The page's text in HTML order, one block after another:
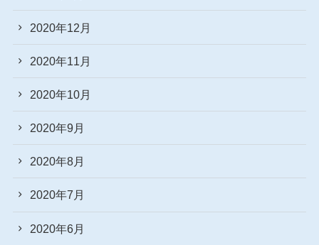
2020年12月
2020年11月
2020年10月
2020年9月
2020年8月
2020年7月
2020年6月